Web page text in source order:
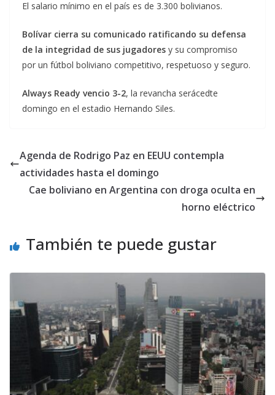
El salario mínimo en el país es de 3.300 bolivianos.
Bolívar cierra su comunicado ratificando su defensa
de la integridad de sus jugadores y su compromiso
por un fútbol boliviano competitivo, respetuoso y seguro.
Always Ready vencio 3-2, la revancha serácedte
domingo en el estadio Hernando Siles.
Agenda de Rodrigo Paz en EEUU contempla
actividades hasta el domingo
Cae boliviano en Argentina con droga oculta en
horno eléctrico
También te puede gustar